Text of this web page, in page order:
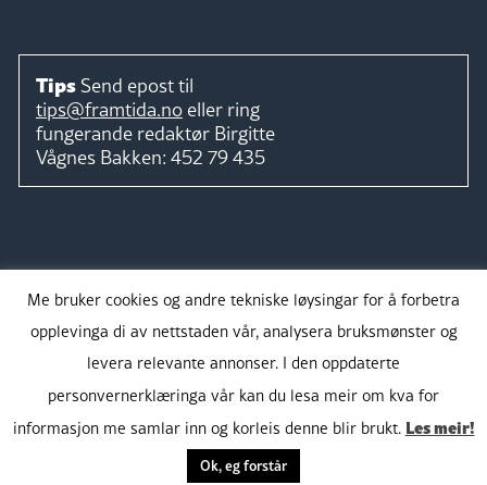
Tips Send epost til
tips@framtida.no eller ring
fungerande redaktør Birgitte
Vågnes Bakken: 452 79 435
Takk for støtta:
Me bruker cookies og andre tekniske løysingar for å forbetra
opplevinga di av nettstaden vår, analysera bruksmønster og
levera relevante annonser. I den oppdaterte
personvernerklæringa vår kan du lesa meir om kva for
informasjon me samlar inn og korleis denne blir brukt. Les meir!
Ok, eg forstår